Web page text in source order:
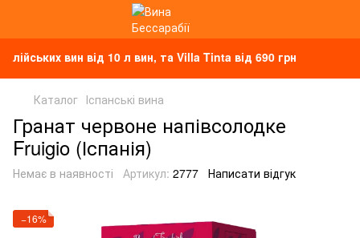
вин від 10 л вин, та Villa Tinta від 690 грн
Каталог Іспанські вина
Гранат червоне напівсолодке
Fruigio (Іспанія)
Немає в наявності Артикул: 2777 Написати відгук
−16%